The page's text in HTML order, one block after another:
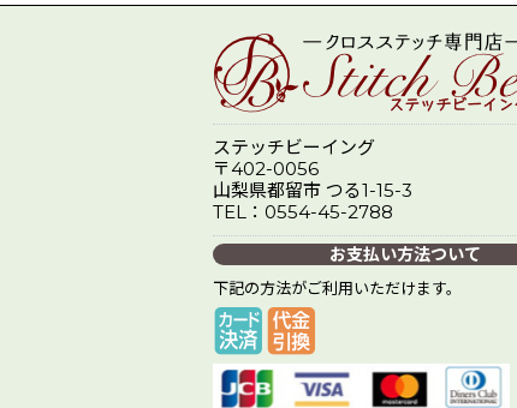
ステッチビーイング
〒402-0056
山梨県都留市 つる1-15-3
TEL：0554-45-2788
お支払い方法ついて
下記の方法がご利用いただけます。